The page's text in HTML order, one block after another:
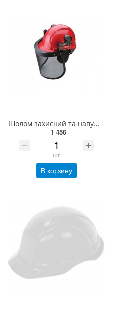
Шолом захисний та навушники High Tech
1 456
шт
В корзину